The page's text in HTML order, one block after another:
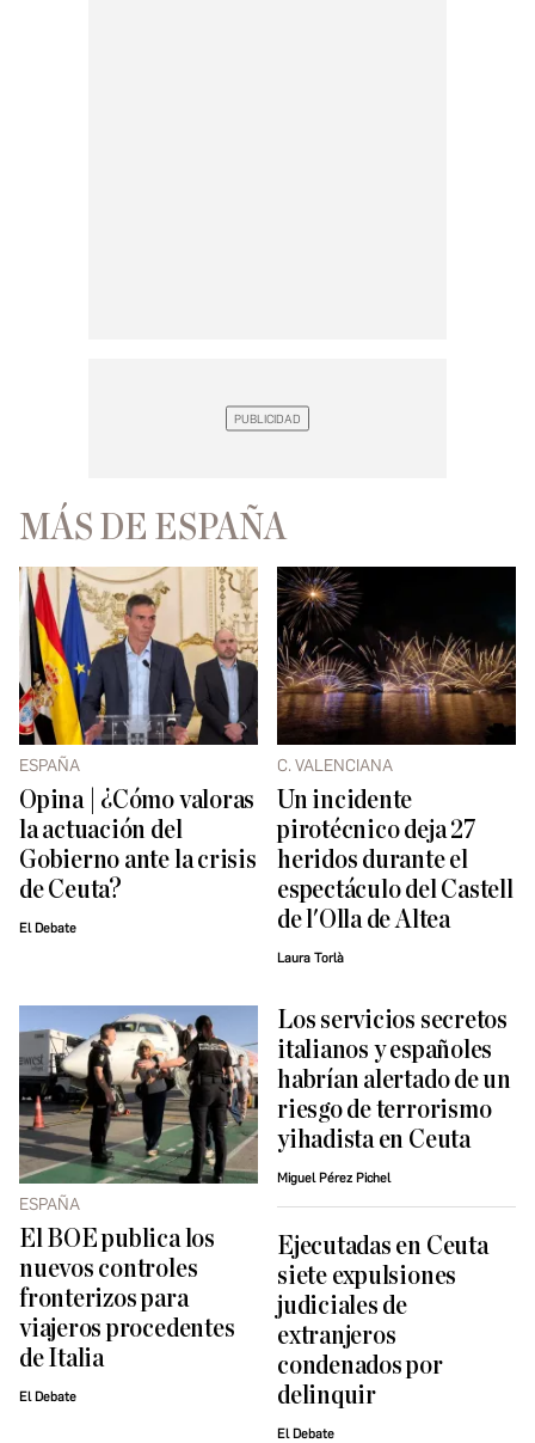
MÁS DE ESPAÑA
ESPAÑA
Opina | ¿Cómo valoras
la actuación del
Gobierno ante la crisis
de Ceuta?
El Debate
C. VALENCIANA
Un incidente
pirotécnico deja 27
heridos durante el
espectáculo del Castell
de l'Olla de Altea
Laura Torlà
ESPAÑA
El BOE publica los
nuevos controles
fronterizos para
viajeros procedentes
de Italia
El Debate
Los servicios secretos
italianos y españoles
habrían alertado de un
riesgo de terrorismo
yihadista en Ceuta
Miguel Pérez Pichel
Ejecutadas en Ceuta
siete expulsiones
judiciales de
extranjeros
condenados por
delinquir
El Debate